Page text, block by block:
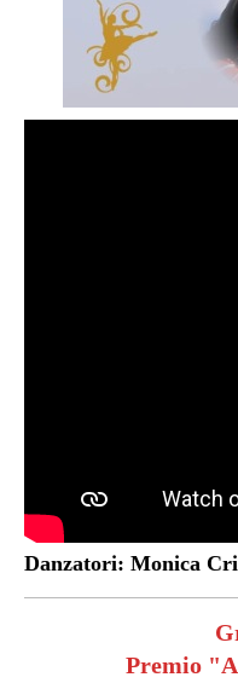
Danzatori: Monica
Premio